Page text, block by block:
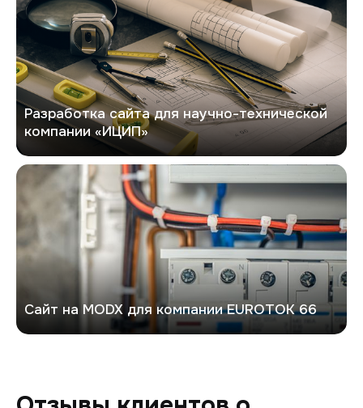
Разработка сайта для научно-технической
компании «ИЦИП»
Евроток
Сайт на MODX для компании EUROTOK 66